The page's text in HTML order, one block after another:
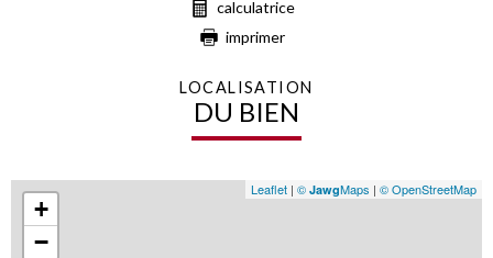
calculatrice
imprimer
LOCALISATION
DU BIEN
+
−
Leaflet | © JawgMaps | © OpenStreetMap